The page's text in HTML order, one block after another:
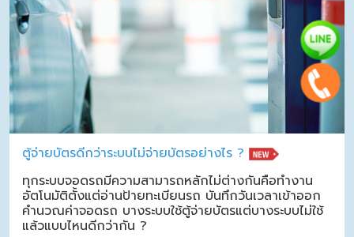
ตู้จ่ายบัตรดีกว่าระบบไม่จ่ายบัตรอย่างไร ?
ทุกระบบจอดรถมีความสามารถหลักไม่ต่างกันคือทำงาน
อัตโนมัติตั้งแต่อ่านป้ายทะเบียนรถ บันทึกวันเวลาเข้าออก
คำนวณค่าจอดรถ บางระบบใช้ตู้จ่ายบัตรแต่บางระบบไม่ใช้
แล้วแบบไหนดีกว่ากัน ?